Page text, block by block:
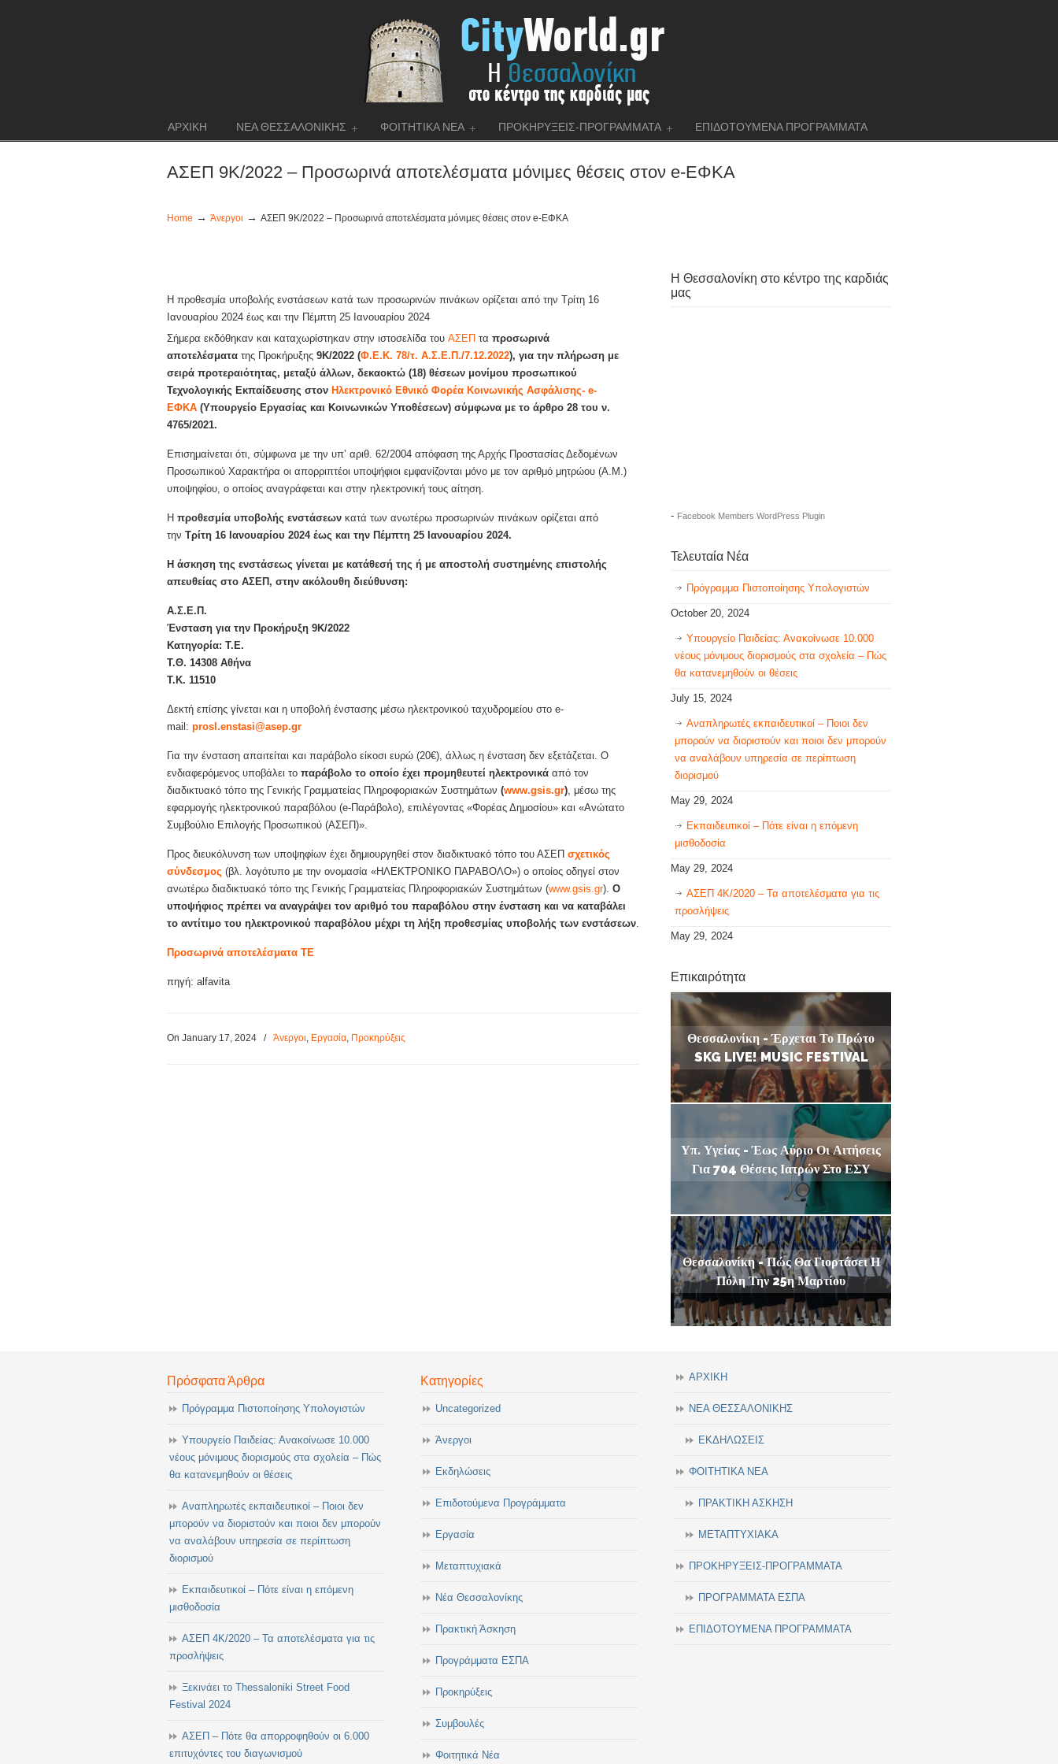
ΑΡΧΙΚΗ ΝΕΑ ΘΕΣΣΑΛΟΝΙΚΗΣ ΦΟΙΤΗΤΙΚΑ ΝΕΑ ΠΡΟΚΗΡΥΞΕΙΣ-ΠΡΟΓΡΑΜΜΑΤΑ ΕΠΙΔΟΤΟΥΜΕΝΑ ΠΡΟΓΡΑΜΜΑΤΑ
ΑΣΕΠ 9Κ/2022 – Προσωρινά αποτελέσματα μόνιμες θέσεις στον e-ΕΦΚΑ
Home → Άνεργοι → ΑΣΕΠ 9Κ/2022 – Προσωρινά αποτελέσματα μόνιμες θέσεις στον e-ΕΦΚΑ
H προθεσμία υποβολής ενστάσεων κατά των προσωρινών πινάκων ορίζεται από την Τρίτη 16
Ιανουαρίου 2024 έως και την Πέμπτη 25 Ιανουαρίου 2024
Σήμερα εκδόθηκαν και καταχωρίστηκαν στην ιστοσελίδα του ΑΣΕΠ τα προσωρινά
αποτελέσματα της Προκήρυξης 9Κ/2022 (Φ.Ε.Κ. 78/τ. Α.Σ.Ε.Π./7.12.2022), για την πλήρωση με
σειρά προτεραιότητας, μεταξύ άλλων, δεκαοκτώ (18) θέσεων μονίμου προσωπικού
Τεχνολογικής Εκπαίδευσης στον Ηλεκτρονικό Εθνικό Φορέα Κοινωνικής Ασφάλισης- e-
ΕΦΚΑ (Υπουργείο Εργασίας και Κοινωνικών Υποθέσεων) σύμφωνα με το άρθρο 28 του ν.
4765/2021.
Επισημαίνεται ότι, σύμφωνα με την υπ’ αριθ. 62/2004 απόφαση της Αρχής Προστασίας Δεδομένων
Προσωπικού Χαρακτήρα οι απορριπτέοι υποψήφιοι εμφανίζονται μόνο με τον αριθμό μητρώου (Α.Μ.)
υποψηφίου, ο οποίος αναγράφεται και στην ηλεκτρονική τους αίτηση.
H προθεσμία υποβολής ενστάσεων κατά των ανωτέρω προσωρινών πινάκων ορίζεται από
την Τρίτη 16 Ιανουαρίου 2024 έως και την Πέμπτη 25 Ιανουαρίου 2024.
Η άσκηση της ενστάσεως γίνεται με κατάθεσή της ή με αποστολή συστημένης επιστολής
απευθείας στο ΑΣΕΠ, στην ακόλουθη διεύθυνση:
Α.Σ.Ε.Π.
Ένσταση για την Προκήρυξη 9Κ/2022
Κατηγορία: Τ.Ε.
T.Θ. 14308 Αθήνα
Τ.Κ. 11510
Δεκτή επίσης γίνεται και η υποβολή ένστασης μέσω ηλεκτρονικού ταχυδρομείου στο e-
mail: prosl.enstasi@asep.gr
Για την ένσταση απαιτείται και παράβολο είκοσι ευρώ (20€), άλλως η ένσταση δεν εξετάζεται. Ο
ενδιαφερόμενος υποβάλει το παράβολο το οποίο έχει προμηθευτεί ηλεκτρονικά από τον
διαδικτυακό τόπο της Γενικής Γραμματείας Πληροφοριακών Συστημάτων (www.gsis.gr), μέσω της
εφαρμογής ηλεκτρονικού παραβόλου (e-Παράβολο), επιλέγοντας «Φορέας Δημοσίου» και «Ανώτατο
Συμβούλιο Επιλογής Προσωπικού (ΑΣΕΠ)».
Προς διευκόλυνση των υποψηφίων έχει δημιουργηθεί στον διαδικτυακό τόπο του ΑΣΕΠ σχετικός
σύνδεσμος (βλ. λογότυπο με την ονομασία «ΗΛΕΚΤΡΟΝΙΚΟ ΠΑΡΑΒΟΛΟ») ο οποίος οδηγεί στον
ανωτέρω διαδικτυακό τόπο της Γενικής Γραμματείας Πληροφοριακών Συστημάτων (www.gsis.gr). Ο
υποψήφιος πρέπει να αναγράψει τον αριθμό του παραβόλου στην ένσταση και να καταβάλει
το αντίτιμο του ηλεκτρονικού παραβόλου μέχρι τη λήξη προθεσμίας υποβολής των ενστάσεων.
Προσωρινά αποτελέσματα ΤΕ
πηγή: alfavita
On January 17, 2024 / Άνεργοι, Εργασία, Προκηρύξεις
Η Θεσσαλονίκη στο κέντρο της καρδιάς
μας
- Facebook Members WordPress Plugin
Τελευταία Νέα
Πρόγραμμα Πιστοποίησης Υπολογιστών
October 20, 2024
Υπουργείο Παιδείας: Ανακοίνωσε 10.000
νέους μόνιμους διορισμούς στα σχολεία – Πώς
θα κατανεμηθούν οι θέσεις
July 15, 2024
Αναπληρωτές εκπαιδευτικοί – Ποιοι δεν
μπορούν να διοριστούν και ποιοι δεν μπορούν
να αναλάβουν υπηρεσία σε περίπτωση
διορισμού
May 29, 2024
Εκπαιδευτικοί – Πότε είναι η επόμενη
μισθοδοσία
May 29, 2024
ΑΣΕΠ 4Κ/2020 – Τα αποτελέσματα για τις
προσλήψεις
May 29, 2024
Επικαιρότητα
Θεσσαλονίκη - Έρχεται Το Πρώτο
SKG LIVE! MUSIC FESTIVAL
Υπ. Υγείας - Έως Αύριο Οι Αιτήσεις
Για 704 Θέσεις Ιατρών Στο ΕΣΥ
Θεσσαλονίκη - Πώς Θα Γιορτάσει Η
Πόλη Την 25η Μαρτίου
Πρόσφατα Άρθρα
Πρόγραμμα Πιστοποίησης Υπολογιστών
Υπουργείο Παιδείας: Ανακοίνωσε 10.000
νέους μόνιμους διορισμούς στα σχολεία – Πώς
θα κατανεμηθούν οι θέσεις
Αναπληρωτές εκπαιδευτικοί – Ποιοι δεν
μπορούν να διοριστούν και ποιοι δεν μπορούν
να αναλάβουν υπηρεσία σε περίπτωση
διορισμού
Εκπαιδευτικοί – Πότε είναι η επόμενη
μισθοδοσία
ΑΣΕΠ 4Κ/2020 – Τα αποτελέσματα για τις
προσλήψεις
Ξεκινάει το Thessaloniki Street Food
Festival 2024
ΑΣΕΠ – Πότε θα απορροφηθούν οι 6.000
επιτυχόντες του διαγωνισμού
Κατηγορίες
Uncategorized
Άνεργοι
Εκδηλώσεις
Επιδοτούμενα Προγράμματα
Εργασία
Μεταπτυχιακά
Νέα Θεσσαλονίκης
Πρακτική Άσκηση
Προγράμματα ΕΣΠΑ
Προκηρύξεις
Συμβουλές
Φοιτητικά Νέα
ΑΡΧΙΚΗ
ΝΕΑ ΘΕΣΣΑΛΟΝΙΚΗΣ
ΕΚΔΗΛΩΣΕΙΣ
ΦΟΙΤΗΤΙΚΑ ΝΕΑ
ΠΡΑΚΤΙΚΗ ΑΣΚΗΣΗ
ΜΕΤΑΠΤΥΧΙΑΚΑ
ΠΡΟΚΗΡΥΞΕΙΣ-ΠΡΟΓΡΑΜΜΑΤΑ
ΠΡΟΓΡΑΜΜΑΤΑ ΕΣΠΑ
ΕΠΙΔΟΤΟΥΜΕΝΑ ΠΡΟΓΡΑΜΜΑΤΑ